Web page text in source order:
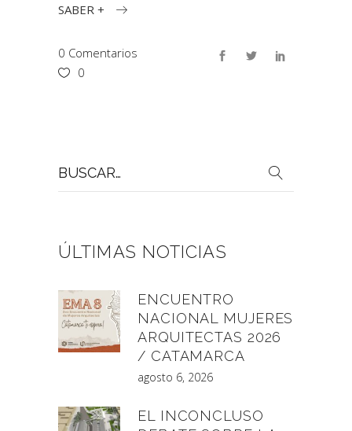
SABER +
0 Comentarios
0
por:
ÚLTIMAS NOTICIAS
ENCUENTRO
NACIONAL MUJERES
ARQUITECTAS 2026
/ CATAMARCA
agosto 6, 2026
EL INCONCLUSO